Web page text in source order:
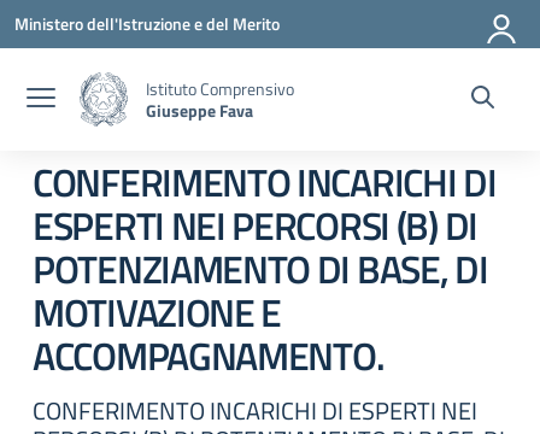
Vai ai contenuti
Vai al menu di navigazione
Vai al footer
Ministero dell'Istruzione e del Merito
Istituto Comprensivo
Giuseppe Fava
CONFERIMENTO INCARICHI DI
ESPERTI NEI PERCORSI (B) DI
POTENZIAMENTO DI BASE, DI
MOTIVAZIONE E
ACCOMPAGNAMENTO.
CONFERIMENTO INCARICHI DI ESPERTI NEI